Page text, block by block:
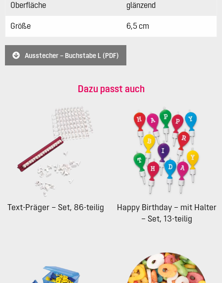
Oberfläche glänzend
Größe 6,5 cm
Ausstecher – Buchstabe L (PDF)
Dazu passt auch
Text-Präger – Set, 86-teilig
Happy Birthday – mit Halter
– Set, 13-teilig